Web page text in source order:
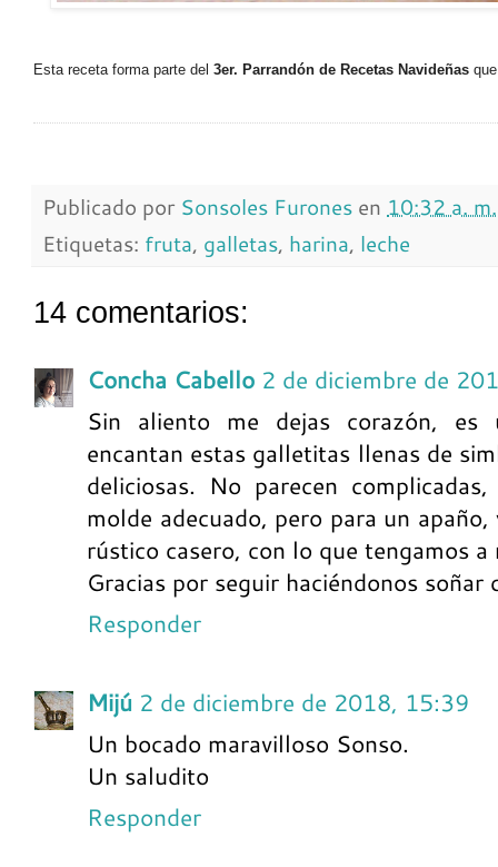
Esta receta forma parte del 3er. Parrandón de Recetas Navideñas
Publicado por Sonsoles Furones en 10:32 a. m.
Etiquetas: fruta, galletas, harina, leche
14 comentarios:
Concha Cabello 2 de diciembre de
Sin aliento me dejas corazón, es
encantan estas galletitas llenas de
deliciosas. No parecen
molde adecuado, pero para un
rústico casero, con lo que tengamos a
Gracias por seguir haciéndonos soñar
Responder
Mijú 2 de diciembre de 2018, 15:39
Un bocado maravilloso Sonso.
Un saludito
Responder